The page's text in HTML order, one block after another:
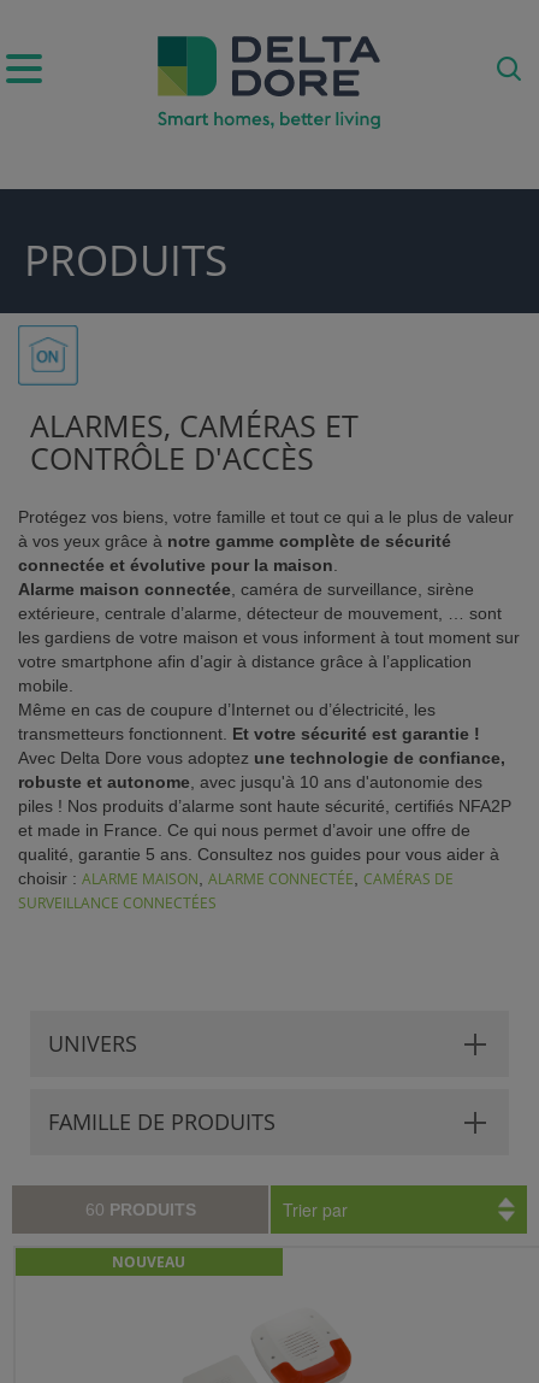
CLIENT)
PRODUITS
ALARMES, CAMÉRAS ET
CONTRÔLE D'ACCÈS
Protégez vos biens, votre famille et tout ce qui a le plus de valeur
à vos yeux grâce à notre gamme complète de sécurité
connectée et évolutive pour la maison
Alarme maison connectée , caméra de surveillance, sirène
extérieure, centrale d’alarme, détecteur de mouvement, … sont
les gardiens de votre maison et vous informent à tout moment sur
votre smartphone afin d’agir à distance grâce à l’application
mobile.
Même en cas de coupure d’Internet ou d’électricité, les
transmetteurs fonctionnent. Et votre sécurité est garantie !
Avec Delta Dore vous adoptez une technologie de confiance,
robuste et autonome , avec jusqu'à 10 ans d'autonomie des
piles ! Nos produits d’alarme sont haute sécurité, certifiés NFA2P
et made in France. Ce qui nous permet d’avoir une offre de
qualité, garantie 5 ans. Consultez nos guides pour vous aider à
choisir : ALARME MAISON ALARME CONNECTÉE CAMÉRAS DE
SURVEILLANCE CONNECTÉES
UNIVERS
FAMILLE DE PRODUITS
60 PRODUITS Trier par
NOUVEAU